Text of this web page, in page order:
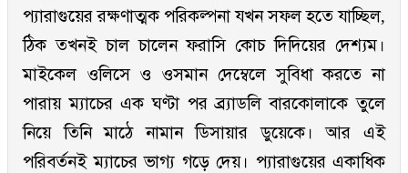
প্যারাগুয়ের রক্ষণাত্মক পরিকল্পনা যখন সফল হতে যাচ্ছিল,
ঠিক তখনই চাল চালেন ফরাসি কোচ দিদিয়ের দেশ্যম।
মাইকেল ওলিসে ও ওসমান দেম্বেলে সুবিধা করতে না
পারায় ম্যাচের এক ঘণ্টা পর ব্র্যাডলি বারকোলাকে তুলে
নিয়ে তিনি মাঠে নামান ডিসায়ার ডুয়েকে। আর এই
পরিবর্তনই ম্যাচের ভাগ্য গড়ে দেয়। প্যারাগুয়ের একাধিক